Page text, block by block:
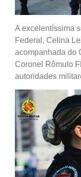
A excelentíssima
Federal, Celina
acompanhada do
Coronel Rômulo
autoridades